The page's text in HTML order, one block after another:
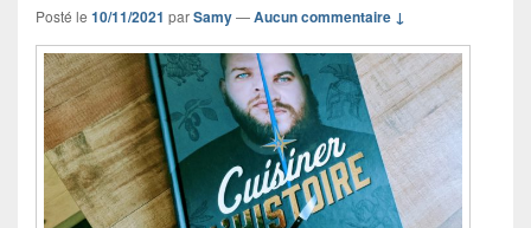
Posté le 10/11/2021 parSamy—Aucun commentaire ↓